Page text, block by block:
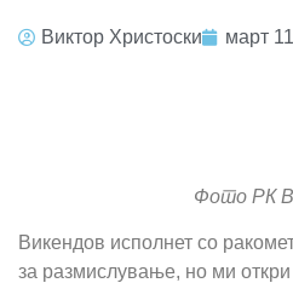
Виктор Христоски март
Фото РК
Викендов исполнет со
за размислување, но ми